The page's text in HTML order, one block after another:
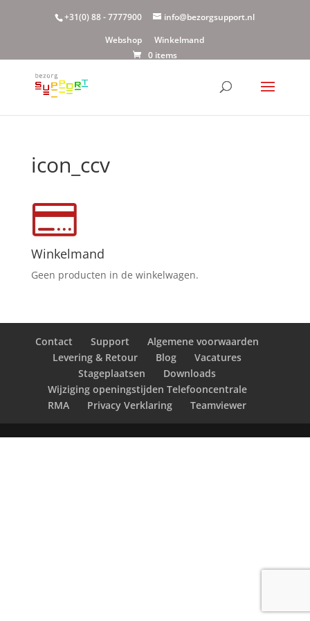
+31(0) 88 - 7777900
info@bezorgsupport.nl
Webshop
Winkelmand
0 items
icon_ccv
Winkelmand
Geen producten in de winkelwagen.
Contact Support
Algemene voorwaarden
Levering & Retour
Blog
Vacatures
Stageplaatsen
Downloads
Wijziging openingstijden Telefooncentrale
RMA
Privacy Verklaring Teamviewer